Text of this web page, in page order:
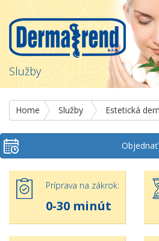
Služby
Home Služby Estetická
Objednať
Príprava na zákrok:
0-30 minút